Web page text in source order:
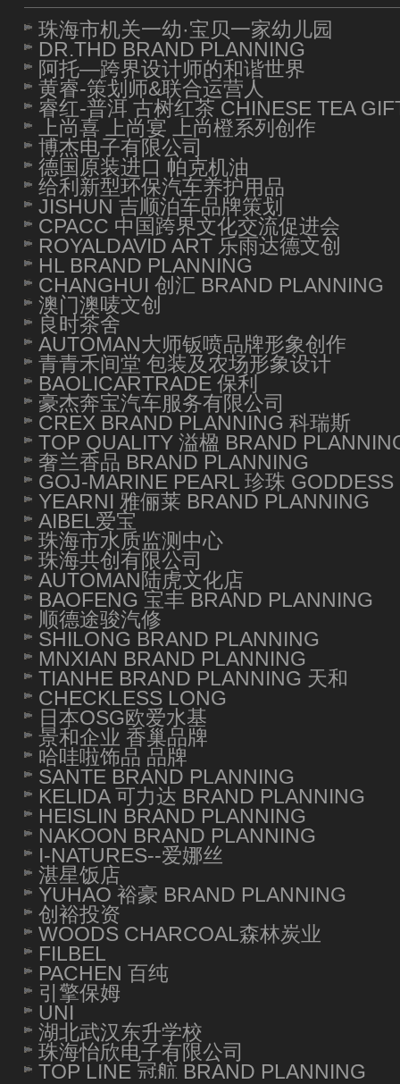
珠海市机关一幼·宝贝一家幼儿园
DR.THD BRAND PLANNING
阿托—跨界设计师的和谐世界
黄睿-策划师&联合运营人
睿红-普洱 古树红茶 CHINESE TEA
上尚喜 上尚宴 上尚橙系列创作
博杰电子有限公司
德国原装进口 帕克机油
给利新型环保汽车养护用品
JISHUN 吉顺泊车品牌策划
CPACC 中国跨界文化交流促进会
ROYALDAVID ART 乐雨达德文创
HL BRAND PLANNING
CHANGHUI 创汇 BRAND PLANNING
澳门澳唛文创
良时茶舍
AUTOMAN大师钣喷品牌形象创作
青青禾间堂 包装及农场形象设计
BAOLICARTRADE 保利
豪杰奔宝汽车服务有限公司
CREX BRAND PLANNING 科瑞斯
TOP QUALITY 溢楹 BRAND
奢兰香品 BRAND PLANNING
GOJ-MARINE PEARL 珍珠
YEARNI 雅俪莱 BRAND PLANNING
AIBEL爱宝
珠海市水质监测中心
珠海共创有限公司
AUTOMAN陆虎文化店
BAOFENG 宝丰 BRAND PLANNING
顺德途骏汽修
SHILONG BRAND PLANNING
MNXIAN BRAND PLANNING
TIANHE BRAND PLANNING 天和
CHECKLESS LONG
日本OSG欧爱水基
景和企业 香巢品牌
哈哇啦饰品 品牌
SANTE BRAND PLANNING
KELIDA 可力达 BRAND PLANNING
HEISLIN BRAND PLANNING
NAKOON BRAND PLANNING
I-NATURES--爱娜丝
湛星饭店
YUHAO 裕豪 BRAND PLANNING
创裕投资
WOODS CHARCOAL森林炭业
FILBEL
PACHEN 百纯
引擎保姆
UNI
湖北武汉东升学校
珠海怡欣电子有限公司
TOP LINE 冠航 BRAND PLANNING